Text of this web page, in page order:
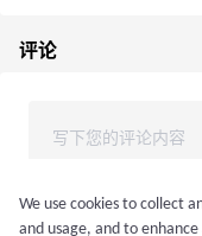
评论
We use cookies to collect
and usage, and to